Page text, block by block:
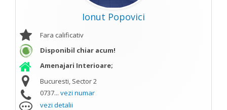
Ionut Popovici
Fara calificativ
Disponibil chiar acum!
Amenajari Interioare;
Bucuresti, Sector 2
0737... vezi numar
vezi detalii